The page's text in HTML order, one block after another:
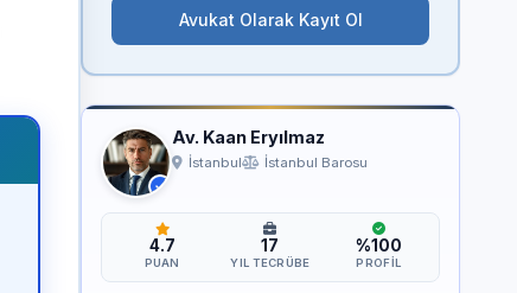
Avukat Olarak Kayıt Ol
Av. Kaan Eryılmaz
İstanbul İstanbul Barosu
4.7
PUAN
17
YIL TECRÜBE
%100
PROFIL